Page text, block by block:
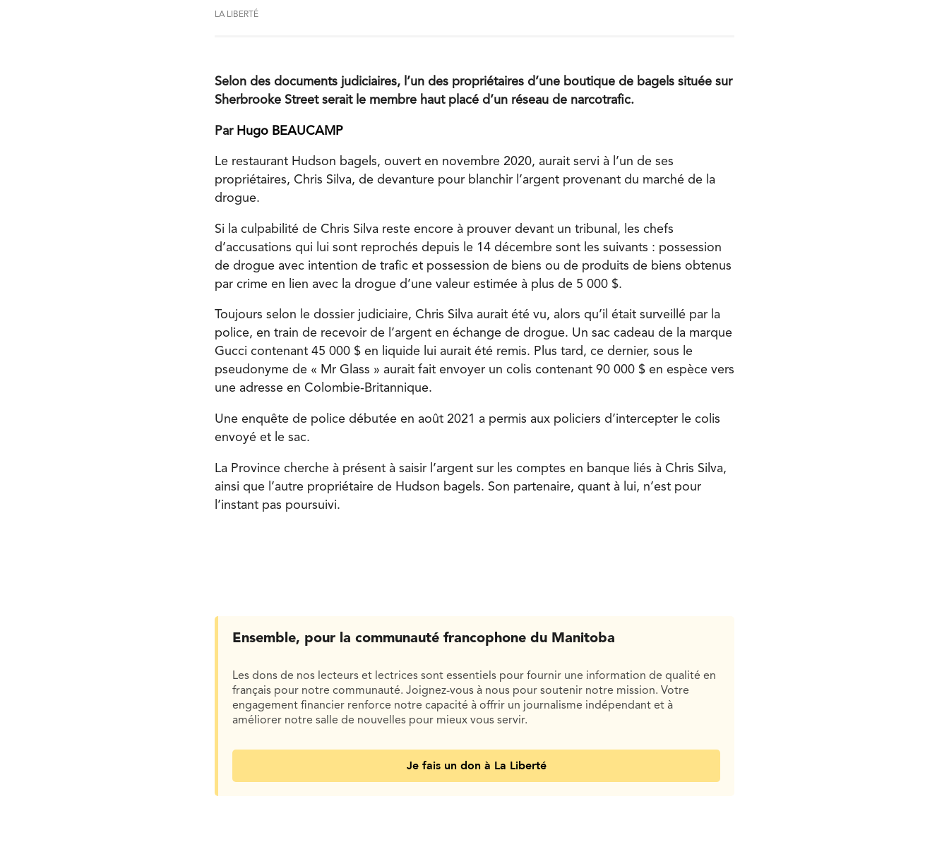
LA LIBERTÉ
Selon des documents judiciaires, l’un des propriétaires d’une boutique de bagels située sur
Sherbrooke Street serait le membre haut placé d’un réseau de narcotrafic.
Par Hugo BEAUCAMP
Le restaurant Hudson bagels, ouvert en novembre 2020, aurait servi à l’un de ses
propriétaires, Chris Silva, de devanture pour blanchir l’argent provenant du marché de la
drogue.
Si la culpabilité de Chris Silva reste encore à prouver devant un tribunal, les chefs
d’accusations qui lui sont reprochés depuis le 14 décembre sont les suivants : possession
de drogue avec intention de trafic et possession de biens ou de produits de biens obtenus
par crime en lien avec la drogue d’une valeur estimée à plus de 5 000 $.
Toujours selon le dossier judiciaire, Chris Silva aurait été vu, alors qu’il était surveillé par la
police, en train de recevoir de l’argent en échange de drogue. Un sac cadeau de la marque
Gucci contenant 45 000 $ en liquide lui aurait été remis. Plus tard, ce dernier, sous le
pseudonyme de « Mr Glass » aurait fait envoyer un colis contenant 90 000 $ en espèce vers
une adresse en Colombie-Britannique.
Une enquête de police débutée en août 2021 a permis aux policiers d’intercepter le colis
envoyé et le sac.
La Province cherche à présent à saisir l’argent sur les comptes en banque liés à Chris Silva,
ainsi que l’autre propriétaire de Hudson bagels. Son partenaire, quant à lui, n’est pour
l’instant pas poursuivi.
Ensemble, pour la communauté francophone du Manitoba
Les dons de nos lecteurs et lectrices sont essentiels pour fournir une information de qualité en
français pour notre communauté. Joignez-vous à nous pour soutenir notre mission. Votre
engagement financier renforce notre capacité à offrir un journalisme indépendant et à
améliorer notre salle de nouvelles pour mieux vous servir.
Je fais un don à La Liberté